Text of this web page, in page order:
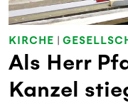
KIRCHE |
Als Herr
Kanzel